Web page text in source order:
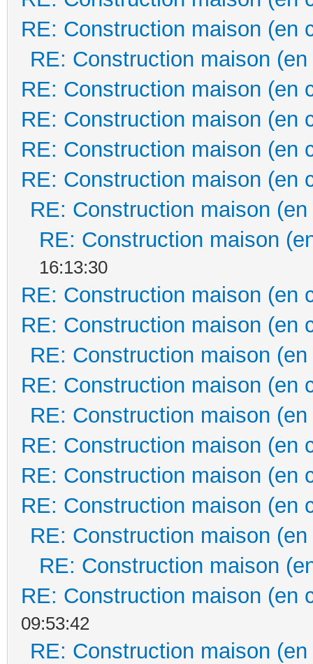
RE: Construction maison (en
RE: Construction maison
RE: Construction maison (en
RE: Construction maison (en
RE: Construction maison (en
RE: Construction maison (en
RE: Construction maison
RE: Construction maison
16:13:30
RE: Construction maison (en
RE: Construction maison (en
RE: Construction maison
RE: Construction maison (en
RE: Construction maison
RE: Construction maison (en
RE: Construction maison (en
RE: Construction maison (en
RE: Construction maison
RE: Construction maison
RE: Construction maison (en
09:53:42
RE: Construction maison